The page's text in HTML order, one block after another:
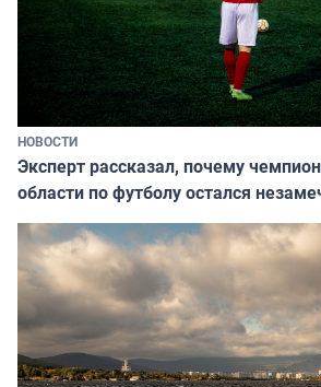
НОВОСТИ
Эксперт рассказал, почему
области по футболу остался